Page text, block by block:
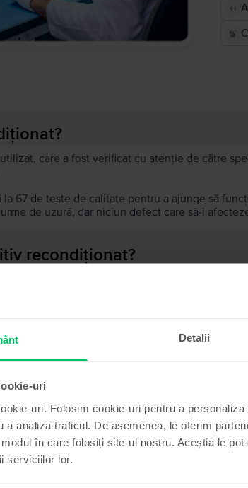
Detalii
uri
uri. Folosim cookie-uri pentru a
a analiza traficul. De asemenea, le oferim
în care folosiți site-ul nostru. Aceștia le
serviciilor lor.
care a fost verificat cu atenție de către
67 de teste de calitate pentru a ajunge să
de uzură, dar niciun defect care să-i
recondiționat?
Produse similare